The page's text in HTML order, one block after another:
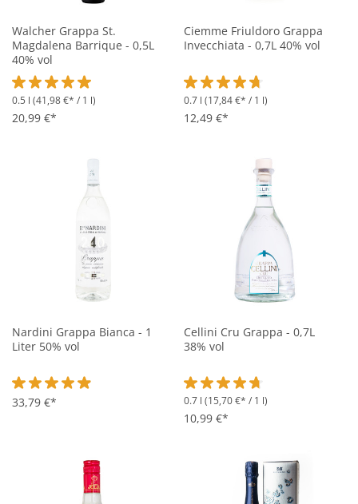
Walcher Grappa St.
Magdalena Barrique - 0,5L
40% vol
Durchschnittliche Bewertung von 5 von 5 Sternen
0.5 l (41,98 €* / 1 l)
20,99 €*
Ciemme Friuldoro Grappa
Invecchiata - 0,7L 40% vol
Durchschnittliche Bewertung
0.7 l (17,84 €* / 1 l)
12,49 €*
Nardini Grappa Bianca - 1
Liter 50% vol
Durchschnittliche Bewertung von 4.9 von 5 Sternen
33,79 €*
Cellini Cru Grappa - 0,7L
38% vol
Durchschnittliche Bewertung
0.7 l (15,70 €* / 1 l)
10,99 €*